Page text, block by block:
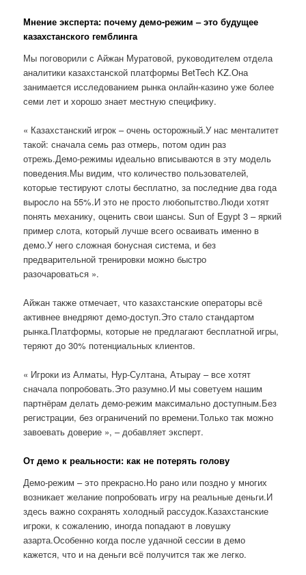
Мнение эксперта: почему демо-режим – это будущее
казахстанского гемблинга
Мы поговорили с Айжан Муратовой, руководителем отдела
аналитики казахстанской платформы BetTech KZ.Она
занимается исследованием рынка онлайн-казино уже более
семи лет и хорошо знает местную специфику.
« Казахстанский игрок – очень осторожный.У нас менталитет
такой: сначала семь раз отмерь, потом один раз
отрежь.Демо-режимы идеально вписываются в эту модель
поведения.Мы видим, что количество пользователей,
которые тестируют слоты бесплатно, за последние два года
выросло на 55%.И это не просто любопытство.Люди хотят
понять механику, оценить свои шансы. Sun of Egypt 3 – яркий
пример слота, который лучше всего осваивать именно в
демо.У него сложная бонусная система, и без
предварительной тренировки можно быстро
разочароваться ».
Айжан также отмечает, что казахстанские операторы всё
активнее внедряют демо-доступ.Это стало стандартом
рынка.Платформы, которые не предлагают бесплатной игры,
теряют до 30% потенциальных клиентов.
« Игроки из Алматы, Нур-Султана, Атырау – все хотят
сначала попробовать.Это разумно.И мы советуем нашим
партнёрам делать демо-режим максимально доступным.Без
регистрации, без ограничений по времени.Только так можно
завоевать доверие », – добавляет эксперт.
От демо к реальности: как не потерять голову
Демо-режим – это прекрасно.Но рано или поздно у многих
возникает желание попробовать игру на реальные деньги.И
здесь важно сохранять холодный рассудок.Казахстанские
игроки, к сожалению, иногда попадают в ловушку
азарта.Особенно когда после удачной сессии в демо
кажется, что и на деньги всё получится так же легко.